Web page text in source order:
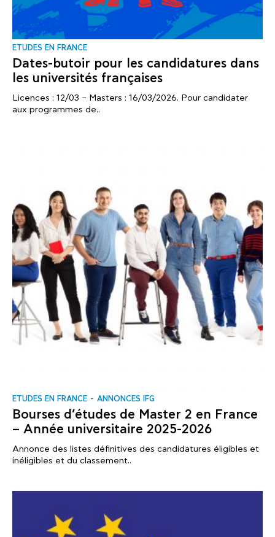
ΕTUDES EN FRANCE
Dates-butoir pour les candidatures dans
les universités françaises
Licences : 12/03 – Masters : 16/03/2026. Pour candidater
aux programmes de..
ΕTUDES EN FRANCE ANNONCES IFG
Bourses d’études de Master 2 en France
– Année universitaire 2025-2026
Annonce des listes définitives des candidatures éligibles et
inéligibles et du classement..